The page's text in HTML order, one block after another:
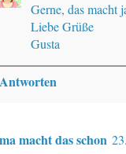
Gerne, das macht
Liebe Grüße
Gusta
Antworten
macht das schon